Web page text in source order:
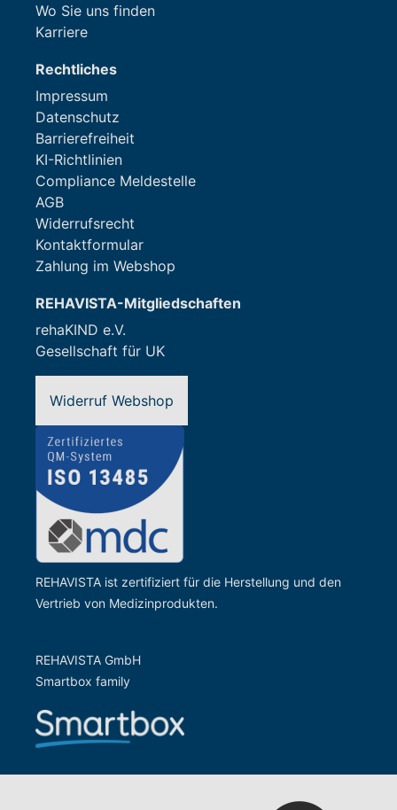
Wo Sie uns finden
Karriere
Rechtliches
Impressum
Datenschutz
Barrierefreiheit
KI-Richtlinien
Compliance Meldestelle
AGB
Widerrufsrecht
Kontaktformular
Zahlung im Webshop
REHAVISTA-Mitgliedschaften
rehaKIND e.V.
Gesellschaft für UK
Widerruf Webshop
REHAVISTA ist zertifiziert für die Herstellung und den
Vertrieb von Medizinprodukten.
REHAVISTA GmbH
Smartbox family